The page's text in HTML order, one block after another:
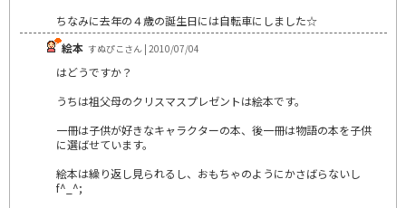
ちなみに去年の４歳の誕生日には自転車にしました☆
絵本 すぬぴこさん | 2010/07/04
はどうですか？
うちは祖父母のクリスマスプレゼントは絵本です。
一冊は子供が好きなキャラクターの本、後一冊は物語の本を子供
に選ばせています。
絵本は繰り返し見られるし、おもちゃのようにかさばらないし
f^_^;